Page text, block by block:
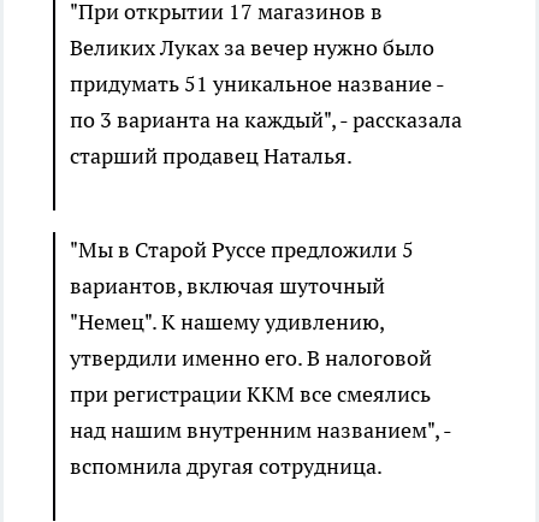
"При открытии 17 магазинов в
Великих Луках за вечер нужно было
придумать 51 уникальное название -
по 3 варианта на каждый", - рассказала
старший продавец Наталья.
"Мы в Старой Руссе предложили 5
вариантов, включая шуточный
"Немец". К нашему удивлению,
утвердили именно его. В налоговой
при регистрации ККМ все смеялись
над нашим внутренним названием", -
вспомнила другая сотрудница.